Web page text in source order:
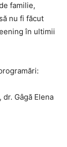
familie,
nu fi făcut
în ultimii
Gâgă Elena